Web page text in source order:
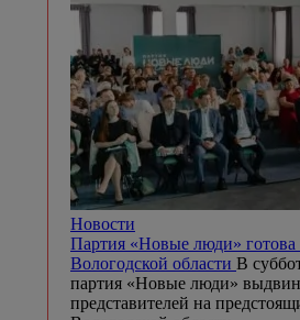
Новости
Партия «Новые люди» готова
Вологодской области В
партия «Новые люди»
представителей на